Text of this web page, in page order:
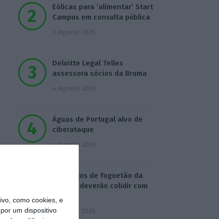
como cookies, e
um dispositivo
Eólicas para ‘alimentar’ Start
Campus em consulta pública
3 Agosto 2026
Deloitte Legal Telles
assessora sócios da Bruma
4 Agosto 2026
Águas de Portugal alvo de
ciberataque
4 Agosto 2026
Destroços de foguetão da
SpaceX deverão colidir com
5 Agosto 2026